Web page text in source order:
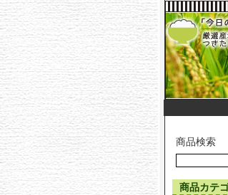
商品検索
商品カテ